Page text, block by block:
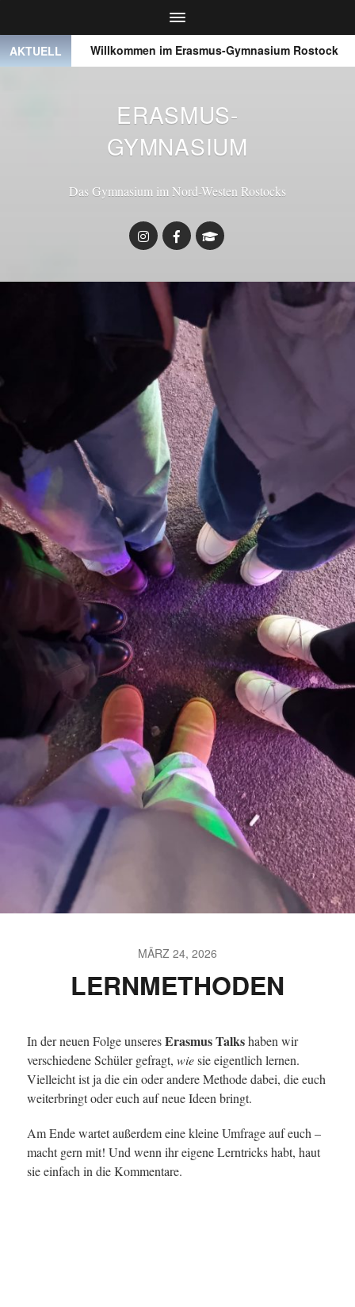
AKTUELL
● Willkommen im Erasmus-Gymnasium Rostock ●
ERASMUS-
GYMNASIUM
Das Gymnasium im Nord-Westen Rostocks
MÄRZ 24, 2026
LERNMETHODEN
In der neuen Folge unseresErasmus Talkshaben wir
verschiedene Schüler gefragt, wiesie eigentlich lernen.
Vielleicht ist ja die ein oder andere Methode dabei, die euch
weiterbringt oder euch auf neue Ideen bringt.
Am Ende wartet außerdem eine kleine Umfrage auf euch –
macht gern mit! Und wenn ihr eigene Lerntricks habt, haut
sie einfach in die Kommentare.